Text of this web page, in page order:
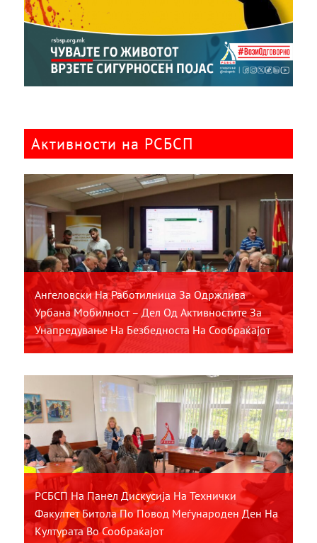
Активности на РСБСП
Ангеловски На Работилница За Одржлива
Урбана Мобилност – Дел Од Активностите За
Унапредување На Безбедноста На Сообраќајот
РСБСП На Панел Дискусија На Технички
Факултет Битола По Повод Меѓународен Ден На
Културата Во Сообраќајот